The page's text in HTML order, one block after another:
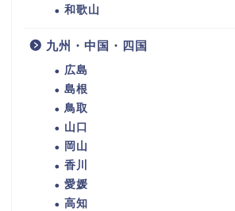
和歌山
九州・中国・四国
広島
島根
鳥取
山口
岡山
香川
愛媛
高知